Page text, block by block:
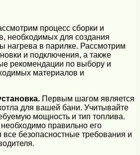
процесс сборки и
необходимых для создания
нагрева в парилке. Рассмотрим
и подключения, а также
рекомендации по выбору и
материалов и
Первым шагом является
для вашей бани. Учитывайте
мощность и тип топлива.
правильно его
все безопасностные требования и